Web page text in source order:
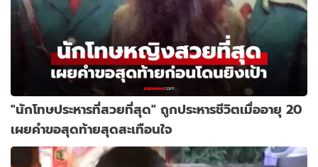
"นักโทษประหารที่สวยที่สุด" ถูกประหารชีวิตเมื่ออายุ 20
เผยคำขอสุดท้ายสุดสะเทือนใจ